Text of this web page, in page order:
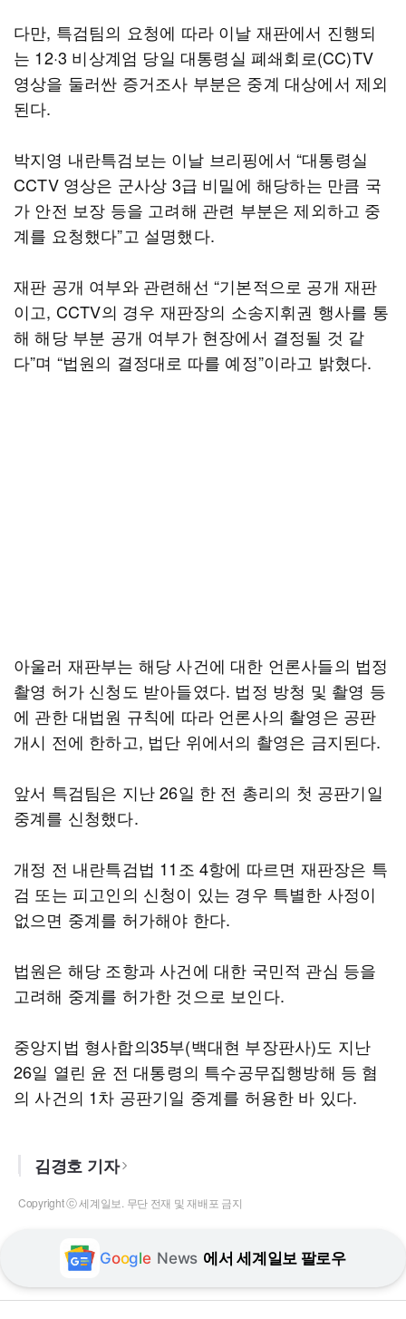
다만, 특검팀의 요청에 따라 이날 재판에서 진행되
는 12·3 비상계엄 당일 대통령실 폐쇄회로(CC)TV
영상을 둘러싼 증거조사 부분은 중계 대상에서 제외
된다.
박지영 내란특검보는 이날 브리핑에서 “대통령실
CCTV 영상은 군사상 3급 비밀에 해당하는 만큼 국
가 안전 보장 등을 고려해 관련 부분은 제외하고 중
계를 요청했다”고 설명했다.
재판 공개 여부와 관련해선 “기본적으로 공개 재판
이고, CCTV의 경우 재판장의 소송지휘권 행사를 통
해 해당 부분 공개 여부가 현장에서 결정될 것 같
다”며 “법원의 결정대로 따를 예정”이라고 밝혔다.
아울러 재판부는 해당 사건에 대한 언론사들의 법정
촬영 허가 신청도 받아들였다. 법정 방청 및 촬영 등
에 관한 대법원 규칙에 따라 언론사의 촬영은 공판
개시 전에 한하고, 법단 위에서의 촬영은 금지된다.
앞서 특검팀은 지난 26일 한 전 총리의 첫 공판기일
중계를 신청했다.
개정 전 내란특검법 11조 4항에 따르면 재판장은 특
검 또는 피고인의 신청이 있는 경우 특별한 사정이
없으면 중계를 허가해야 한다.
법원은 해당 조항과 사건에 대한 국민적 관심 등을
고려해 중계를 허가한 것으로 보인다.
중앙지법 형사합의35부(백대현 부장판사)도 지난
26일 열린 윤 전 대통령의 특수공무집행방해 등 혐
의 사건의 1차 공판기일 중계를 허용한 바 있다.
김경호 기자
Copyright ⓒ 세계일보. 무단 전재 및 재배포 금지
Google News 에서 세계일보 팔로우